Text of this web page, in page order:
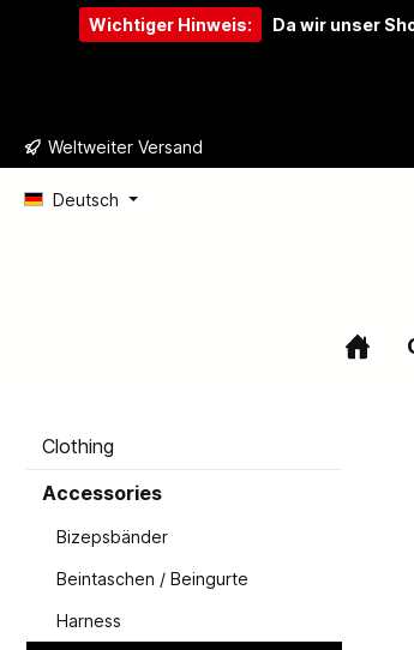
springen Zur Hauptnavigation springen
Wichtiger Hinweis: Da wir unser
Weltweiter Versand
Deutsch
Clothing
Accessories
Bizepsbänder
Beintaschen / Beingurte
Harness